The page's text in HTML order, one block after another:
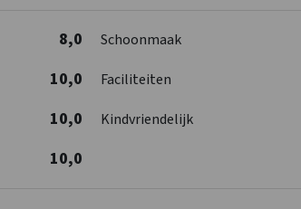
8,0 Schoonmaak
10,0 Faciliteiten
10,0 Kindvriendelijk
10,0